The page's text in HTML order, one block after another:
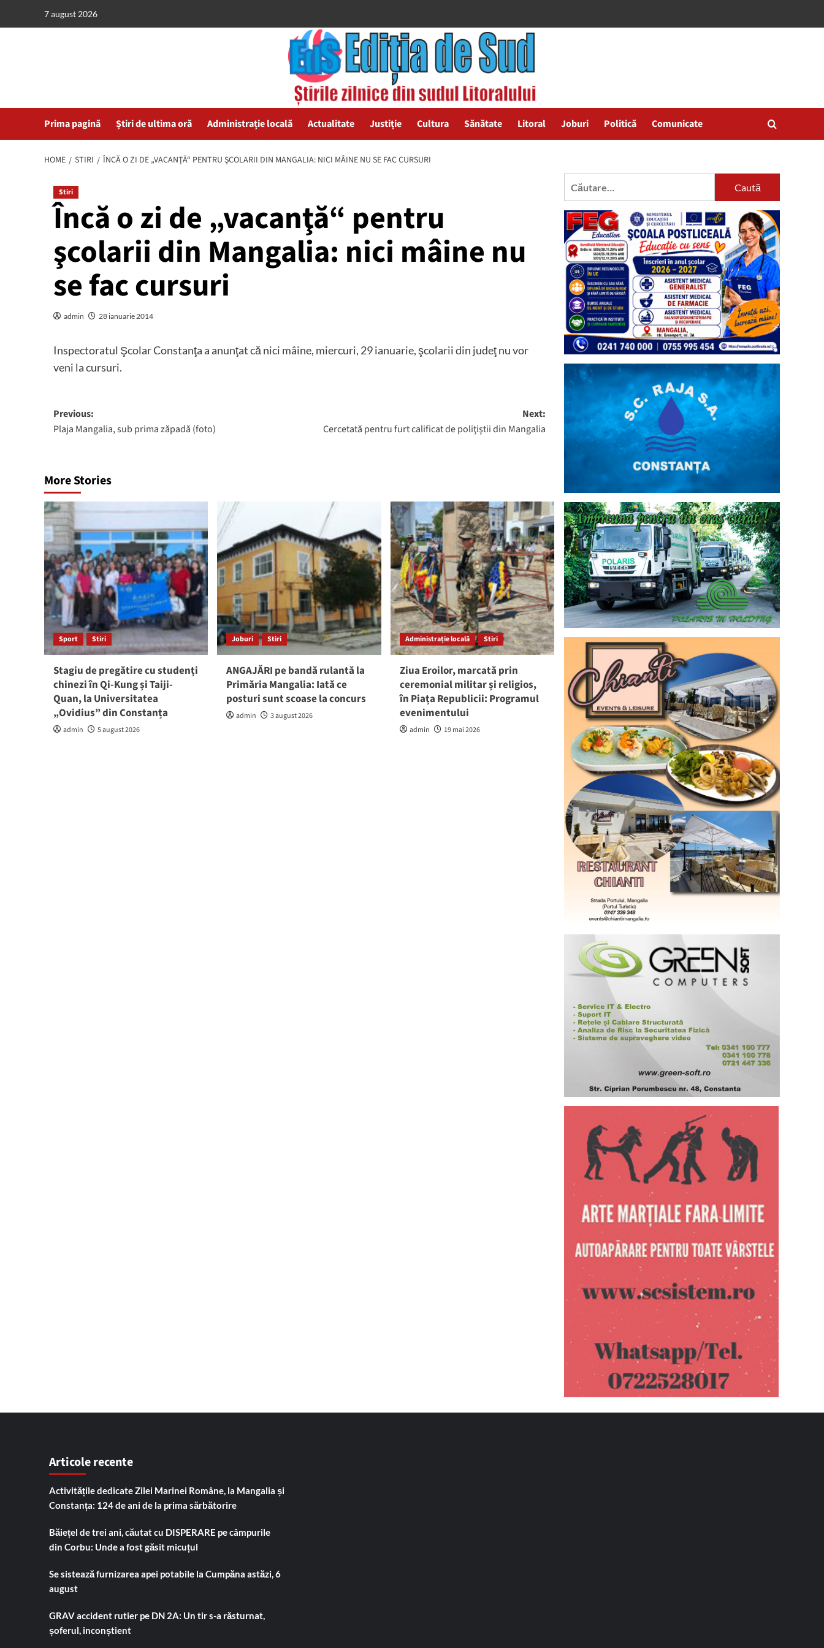
7 august 2026
Prima pagină Știri de ultima oră Administrație locală Actualitate Justiție Cultura Sănătate Litoral Joburi Politică Comunicate
HOME STIRI ÎNCĂ O ZI DE „VACANŢĂ“ PENTRU ŞCOLARII DIN MANGALIA: NICI MÂINE NU SE FAC CURSURI
Stiri
Încă o zi de „vacanţă“ pentru
şcolarii din Mangalia: nici mâine nu
se fac cursuri
admin 28 ianuarie 2014
Inspectoratul Şcolar Constanţa a anunţat că nici mâine, miercuri, 29 ianuarie, şcolarii din judeţ nu vor
veni la cursuri.
Post
navigation
Previous:
Plaja Mangalia, sub prima zăpadă (foto)
Next:
Cercetată pentru furt calificat de poliţiştii din Mangalia
More Stories
Sport Stiri
Stagiu de pregătire cu studenți
chinezi în Qi-Kung și Taiji-
Quan, la Universitatea
„Ovidius” din Constanța
admin 5 august 2026
Joburi Stiri
ANGAJĂRI pe bandă rulantă la
Primăria Mangalia: Iată ce
posturi sunt scoase la concurs
admin 3 august 2026
Administrație locală Stiri
Ziua Eroilor, marcată prin
ceremonial militar și religios,
în Piața Republicii: Programul
evenimentului
admin 19 mai 2026
Caută
Articole recente
Activitățile dedicate Zilei Marinei Române, la Mangalia și
Constanța: 124 de ani de la prima sărbătorire
Băiețel de trei ani, căutat cu DISPERARE pe câmpurile
din Corbu: Unde a fost găsit micuțul
Se sistează furnizarea apei potabile la Cumpăna astăzi, 6
august
GRAV accident rutier pe DN 2A: Un tir s-a răsturnat,
șoferul, inconștient